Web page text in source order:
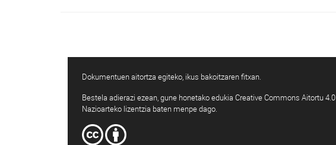
Dokumentuen aitortza egiteko, ikus bakoitzaren fitxan.
Bestela adierazi ezean, gune honetako edukia Creative Commons Aitortu 4.0
Nazioarteko lizentzia baten menpe dago.